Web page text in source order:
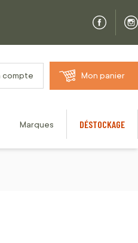
compte Mon panier
Marques DÉSTOCKAGE